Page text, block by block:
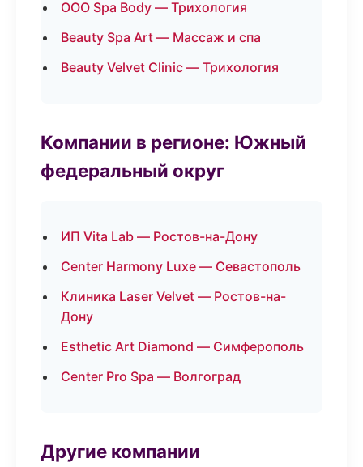
ООО Spa Body — Трихология
Beauty Spa Art — Массаж и спа
Beauty Velvet Clinic — Трихология
Компании в регионе: Южный
федеральный округ
ИП Vita Lab — Ростов-на-Дону
Center Harmony Luxe — Севастополь
Клиника Laser Velvet — Ростов-на-
Дону
Esthetic Art Diamond — Симферополь
Center Pro Spa — Волгоград
Другие компании